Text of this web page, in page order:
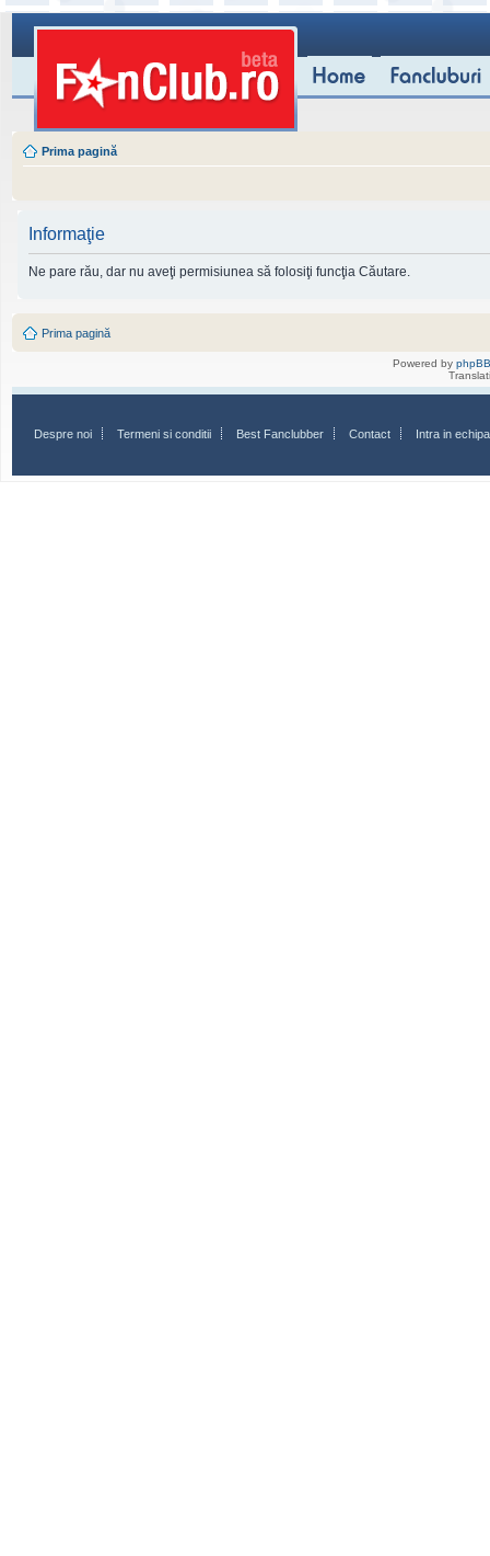
Prima pagină
Informaţie
Ne pare rău, dar nu aveţi permisiunea să folosiţi funcţia Căutare.
Prima pagină
Powered by phpBB
Despre noi Termeni si conditii Best Fanclubber Contact Intra in